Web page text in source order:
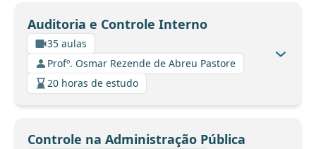
Auditoria e Controle Interno
35 aulas
Profº. Osmar Rezende de Abreu Pastore
20 horas de estudo
Controle na Administração Pública